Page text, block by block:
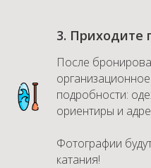
3. Приходите
После
подробности:
ориентиры и
Фотографии
катания!